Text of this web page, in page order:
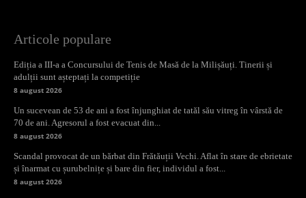
Articole populare
Ediția a III-a a Concursului de Tenis de Masă de la Milișăuți. Tinerii și
adulții sunt așteptați la competiție
8 august 2026
Un sucevean de 53 de ani a fost înjunghiat de tatăl său vitreg în vârstă de
70 de ani. Agresorul a fost evacuat din...
8 august 2026
Scandal provocat de un bărbat din Frătăuții Vechi. Aflat în stare de ebrietate
și înarmat cu șurubelnițe și bare din fier, individul a fost...
8 august 2026